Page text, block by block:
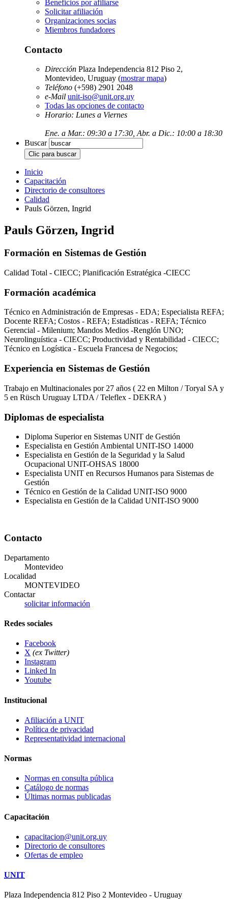
Beneficios por afiliarse
Solicitar afiliación
Organizaciones socias
Miembros fundadores
Contacto
Dirección Plaza Independencia 812 Piso 2,
Montevideo, Uruguay (mostrar mapa)
Teléfono (+598) 2901 2048
e-Mail unit-iso@unit.org.uy
Todas las opciones de contacto
Horario: Lunes a Viernes
Ene. a Mar.: 09:30 a 17:30, Abr. a Dic.: 10:00 a 18:30
Buscar
Inicio
Capacitación
Directorio de consultores
Calidad
Pauls Görzen, Ingrid
Pauls Görzen, Ingrid
Formación en Sistemas de Gestión
Calidad Total - CIECC; Planificación Estratégica -CIECC
Formación académica
Técnico en Administración de Empresas - EDA; Especialista REFA;
Docente REFA; Costos - REFA; Estadísticas - REFA; Técnico
Gerencial - Milenium; Mandos Medios -Renglón UNO;
Neurolinguística - CIECC; Productividad y Rentabilidad - CIECC;
Técnico en Logística - Escuela Francesa de Negocios;
Experiencia en Sistemas de Gestión
Trabajo en Multinacionales por 27 años ( 22 en Milton / Toryal SA y
5 en Rüsch Uruguay LTDA / Teleflex - DEKRA )
Diplomas de especialista
Diploma Superior en Sistemas UNIT de Gestión
Especialista en Gestión Ambiental UNIT-ISO 14000
Especialista en Gestión de la Seguridad y la Salud
Ocupacional UNIT-OHSAS 18000
Especialista UNIT en Recursos Humanos para Sistemas de
Gestión
Técnico en Gestión de la Calidad UNIT-ISO 9000
Especialista en Gestión de la Calidad UNIT-ISO 9000
Contacto
Departamento
Montevideo
Localidad
MONTEVIDEO
Contactar
solicitar información
Redes sociales
Facebook
X (ex Twitter)
Instagram
Linked In
Youtube
Institucional
Afiliación a UNIT
Política de privacidad
Representatividad internacional
Normas
Normas en consulta pública
Catálogo de normas
Últimas normas publicadas
Capacitación
capacitacion@unit.org.uy
Directorio de consultores
Ofertas de empleo
UNIT
Plaza Independencia 812 Piso 2 Montevideo - Uruguay